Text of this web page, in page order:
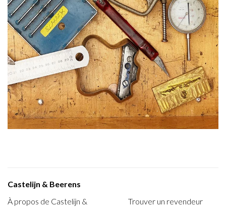
Castelijn & Beerens
À propos de Castelijn &
Trouver un revendeur